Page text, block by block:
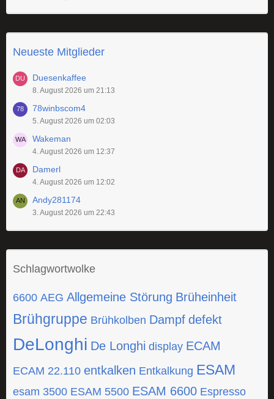
Neueste Mitglieder
Duesenkaffee
8. August 2026 um 21:13
78winbscom4
5. August 2026 um 02:03
Wakeman
4. August 2026 um 12:37
Damerl
4. August 2026 um 12:02
Andy281174
3. August 2026 um 22:43
Schlagwortwolke
6600 AEG Allgemeine Störung Brüheinheit
Brühgruppe Brühkolben Dampf defekt
DeLonghi De Longhi display ECAM
ECAM 22.110 entkalken Entkalkung ESAM
esam 3500 ESAM 5500 ESAM 6600 Espresso